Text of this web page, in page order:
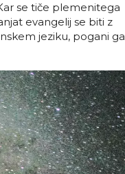
se tiče plemenitega
evangelij se biti z
jeziku, pogani ga